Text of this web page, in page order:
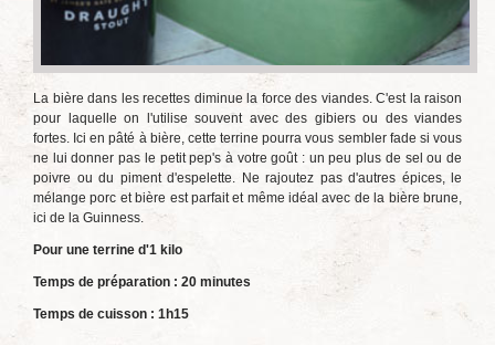
La bière dans les recettes diminue la force des viandes. C'est la raison
pour laquelle on l'utilise souvent avec des gibiers ou des viandes
fortes. Ici en pâté à bière, cette terrine pourra vous sembler fade si vous
ne lui donner pas le petit pep's à votre goût : un peu plus de sel ou de
poivre ou du piment d'espelette. Ne rajoutez pas d'autres épices, le
mélange porc et bière est parfait et même idéal avec de la bière brune,
ici de la Guinness.
Pour une terrine d'1 kilo
Temps de préparation : 20 minutes
Temps de cuisson : 1h15